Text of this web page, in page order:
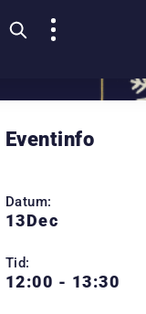
Eventinfo
Datum:
13Dec
Tid:
12:00 - 13:30